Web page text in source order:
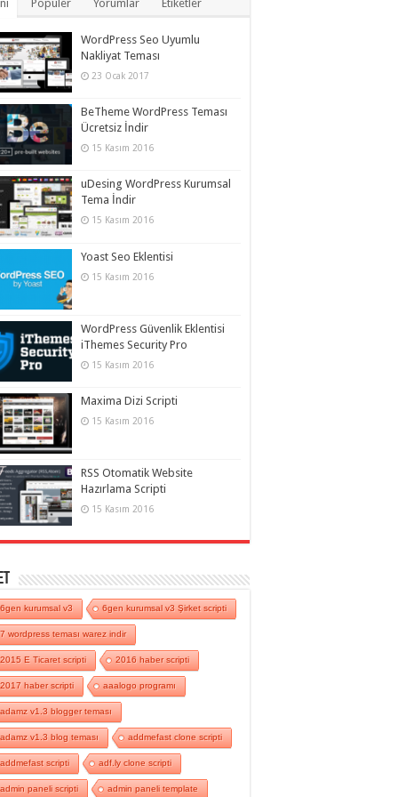
Popüler Yorumlar Etiketler
WordPress Seo Uyumlu
Nakliyat Teması
23 Ocak 2017
BeTheme WordPress Teması
Ücretsiz İndir
15 Kasım 2016
uDesing WordPress Kurumsal
Tema İndir
15 Kasım 2016
Yoast Seo Eklentisi
15 Kasım 2016
WordPress Güvenlik Eklentisi
iThemes Security Pro
15 Kasım 2016
Maxima Dizi Scripti
15 Kasım 2016
RSS Otomatik Website
Hazırlama Scripti
15 Kasım 2016
6gen kurumsal v3 6gen kurumsal v3 Şirket scripti
7 wordpress teması warez indir
2015 E Ticaret scripti 2016 haber scripti
2017 haber scripti aaalogo programı
adamz v1.3 blogger teması
adamz v1.3 blog teması addmefast clone scripti
addmefast scripti adf.ly clone scripti
admin paneli scripti admin paneli template